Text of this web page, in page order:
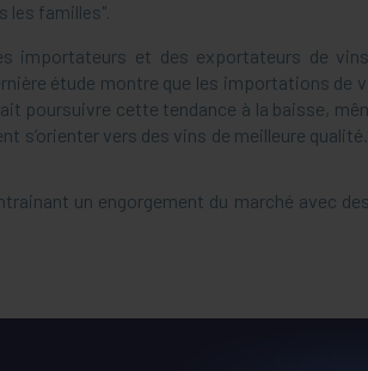
les familles".
importateurs et des exportateurs de
étude montre que les importations de
poursuivre cette tendance à la baisse,
s’orienter vers des vins de meilleure
un engorgement du marché avec